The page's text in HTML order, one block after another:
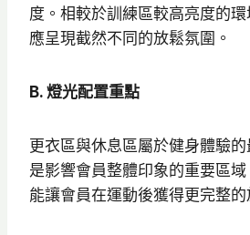
度。相較於訓練區較高亮度的
應呈現截然不同的放鬆氛圍。
B. 燈光配置重點
更衣區與休息區屬於健身體驗
是影響會員整體印象的重要區
能讓會員在運動後獲得更完整的